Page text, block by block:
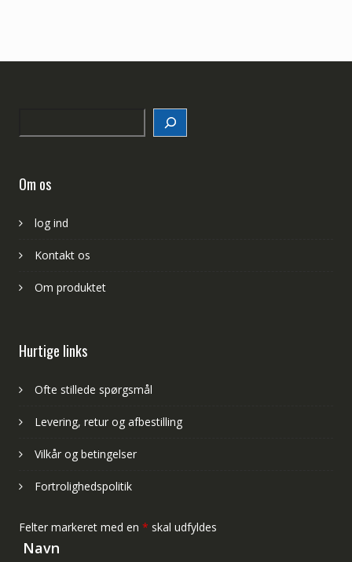
Om os
log ind
Kontakt os
Om produktet
Hurtige links
Ofte stillede spørgsmål
Levering, retur og afbestilling
Vilkår og betingelser
Fortrolighedspolitik
Felter markeret med en * skal udfyldes
Navn